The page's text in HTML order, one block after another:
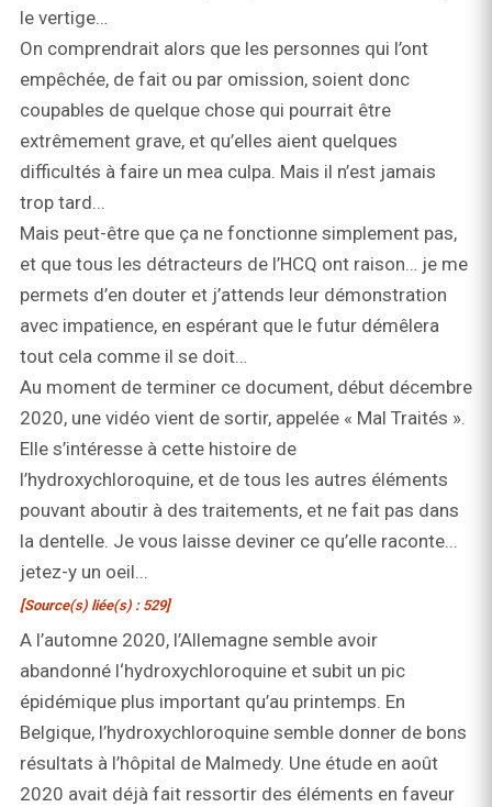
le vertige…
On comprendrait alors que les personnes qui l’ont
empêchée, de fait ou par omission, soient donc
coupables de quelque chose qui pourrait être
extrêmement grave, et qu’elles aient quelques
difficultés à faire un mea culpa. Mais il n’est jamais
trop tard...
Mais peut-être que ça ne fonctionne simplement pas,
et que tous les détracteurs de l’HCQ ont raison… je me
permets d’en douter et j’attends leur démonstration
avec impatience, en espérant que le futur démêlera
tout cela comme il se doit…
Au moment de terminer ce document, début décembre
2020, une vidéo vient de sortir, appelée « Mal Traités ».
Elle s’intéresse à cette histoire de
l’hydroxychloroquine, et de tous les autres éléments
pouvant aboutir à des traitements, et ne fait pas dans
la dentelle. Je vous laisse deviner ce qu’elle raconte...
jetez-y un oeil...
[Source(s) liée(s) : 529]
A l’automne 2020, l’Allemagne semble avoir
abandonné l‘hydroxychloroquine et subit un pic
épidémique plus important qu’au printemps. En
Belgique, l’hydroxychloroquine semble donner de bons
résultats à l’hôpital de Malmedy. Une étude en août
2020 avait déjà fait ressortir des éléments en faveur